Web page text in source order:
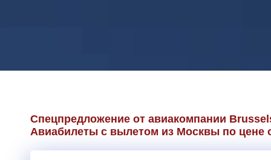
Спецпредложение от авиакомпании
Авиабилеты с вылетом из Москвы по цене